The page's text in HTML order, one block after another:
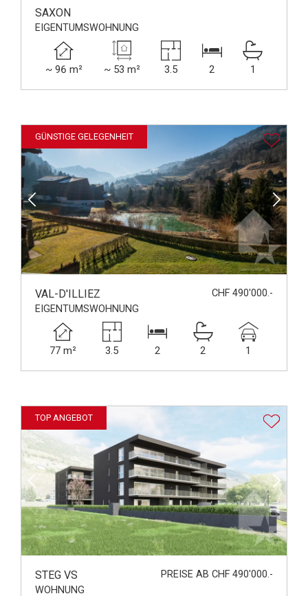
SAXON
EIGENTUMSWOHNUNG
~ 96 m² ~ 53 m² 3.5 2 1
GÜNSTIGE GELEGENHEIT
VAL-D'ILLIEZ
CHF 490'000.-
EIGENTUMSWOHNUNG
77 m² 3.5 2 2 1
TOP ANGEBOT
STEG VS
PREISE AB CHF 490'000.-
WOHNUNG